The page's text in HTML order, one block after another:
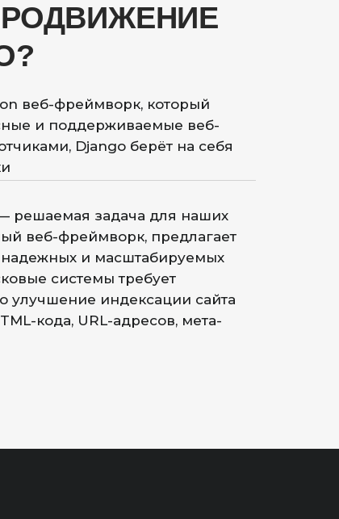
веб-фреймворк, который
и поддерживаемые веб-
Django берёт на себя
решаемая задача для наших
веб-фреймворк, предлагает
и масштабируемых
системы требует
улучшение индексации сайта
кода, URL-адресов, мета-